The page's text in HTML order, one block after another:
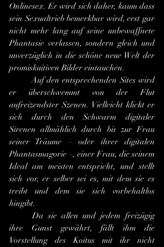
Onlinesex. Er wird sich daher, kaum dass
sein Sexualtrieb bemerkbar wird, erst gar
nicht mehr lang auf seine unbewaffnete
Phantasie verlassen, sondern gleich und
unverzüglich in die schöne neue Welt der
promiskuitiven Bilder eintauchen.
er überschwemmt von der Flut
aufreizendster Szenen. Vielleicht klickt er
sich durch den Schwarm digitaler
Sirenen allmählich durch bis zur Frau
seiner Träume – oder ihrer digitalen
Phantasmagorie –, einer Frau, die seinem
Ideal am meisten entspricht, und stellt
sich vor, er selber sei es, mit dem sie es
treibt und dem sie sich vorbehaltlos
hingibt.
	Da sie allen und jedem freizügig
ihre Gunst gewährt, fällt ihm die
Vorstellung des Koitus mit ihr nicht